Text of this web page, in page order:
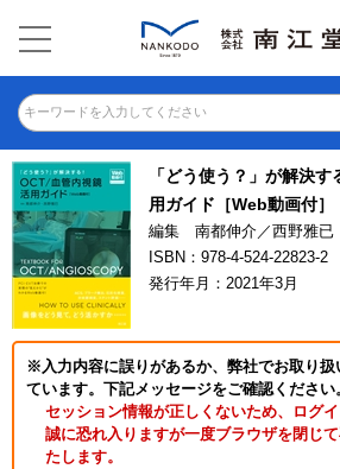
キーワードを入力してください
「どう使う？」が解決
用ガイド［Web動画付］
編集 南都伸介／西野雅已
ISBN：978-4-524-22823-2
発行年月：2021年3月
※入力内容に誤りがあるか、弊社でお取り
ています。下記メッセージをご確認ください
セッション情報が正しくないため、ログ
誠に恐れ入りますが一度ブラウザを閉じ
たします。